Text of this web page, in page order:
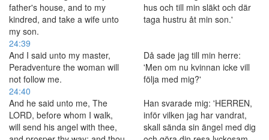
father's house, and to my
kindred, and take a wife unto
my son.
hus och till min släkt och där
taga hustru åt min son.'
24:39
And I said unto my master,
Peradventure the woman will
not follow me.
Då sade jag till min herre:
'Men om nu kvinnan icke vill
följa med mig?'
24:40
And he said unto me, The
LORD, before whom I walk,
will send his angel with thee,
Han svarade mig: 'HERREN,
inför vilken jag har vandrat,
skall sända sin ängel med dig